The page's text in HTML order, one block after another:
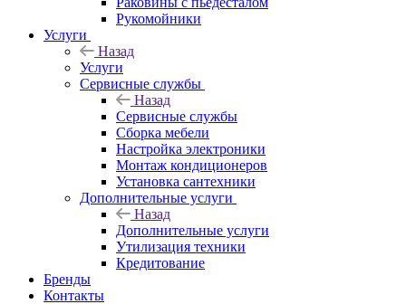
Рукомойники
Услуги
Назад
Услуги
Сервисные службы
Назад
Сервисные службы
Сборка мебели
Настройка электроники
Монтаж кондиционеров
Установка сантехники
Дополнительные услуги
Назад
Дополнительные услуги
Утилизация техники
Кредитование
Бренды
Контакты